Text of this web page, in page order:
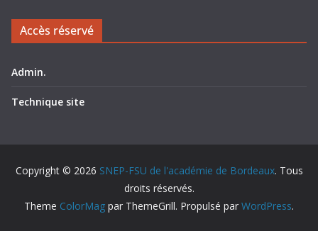
Accès réservé
Admin.
Technique site
Copyright © 2026 SNEP-FSU de l'académie de Bordeaux. Tous
droits réservés.
Theme ColorMag par ThemeGrill. Propulsé par WordPress.